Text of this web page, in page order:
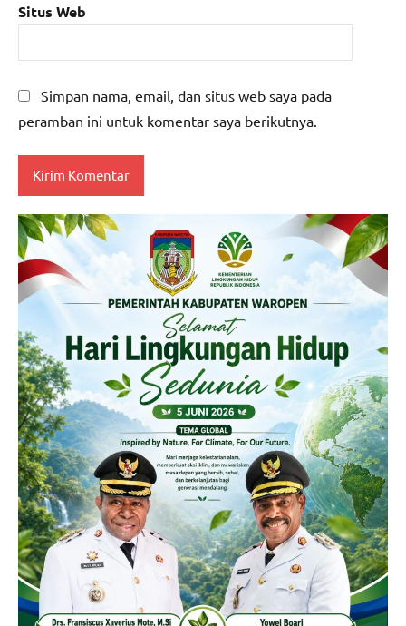
Situs Web
Simpan nama, email, dan situs web saya pada
peramban ini untuk komentar saya berikutnya.